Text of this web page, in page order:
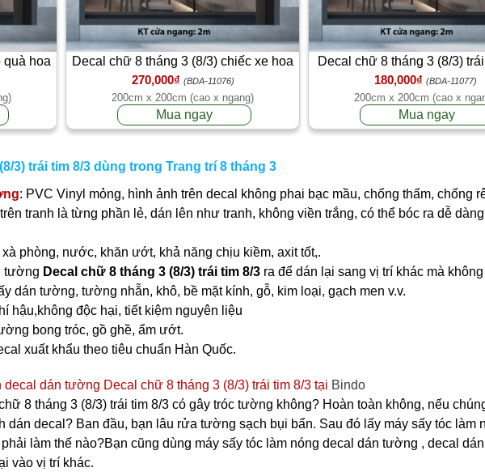
quà hoa
Decal chữ 8 tháng 3 (8/3) chiếc xe hoa
hồng
270,000₫ (BDA-11076)
200cm x 200cm (cao x ngang)
Mua ngay
Decal chữ 8 tháng 3 (8/3)
hồng
180,000₫ (BDA-11077)
200cm x 200cm (cao x
Mua ngay
3) trái tim 8/3 dùng trong Trang trí 8 tháng 3
: PVC Vinyl mỏng, hình ảnh trên decal không phai bạc mầu, chống thấm, chống
tranh là từng phần lẻ, dán lên như tranh, không viền trắng, có thể bóc ra dễ
phòng, nước, khăn ướt, khả năng chịu kiềm, axit tốt,.
tường Decal chữ 8 tháng 3 (8/3) trái tim 8/3 ra để dán lại sang vị trí khác mà
dán tường, tường nhẵn, khô, bề mặt kính, gỗ, kim loại, gạch men v.v.
hậu,không độc hại, tiết kiệm nguyên liệu
bong tróc, gồ ghề, ẩm ướt.
xuất khẩu theo tiêu chuẩn Hàn Quốc.
dán tường Decal chữ 8 tháng 3 (8/3) trái tim 8/3 tại Bindo
8 tháng 3 (8/3) trái tim 8/3 có gây tróc tường không? Hoàn toàn không, nếu
dán decal? Ban đầu, bạn lâu rửa tường sạch bụi bẩn. Sau đó lấy máy sấy tóc
làm thế nào?Bạn cũng dùng máy sấy tóc làm nóng decal dán tường , decal
vào vị trí khác.